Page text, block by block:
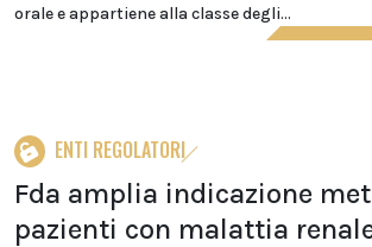
orale e appartiene alla classe degli...
ENTI REGOLATORI
Fda amplia indicazione
pazienti con malattia